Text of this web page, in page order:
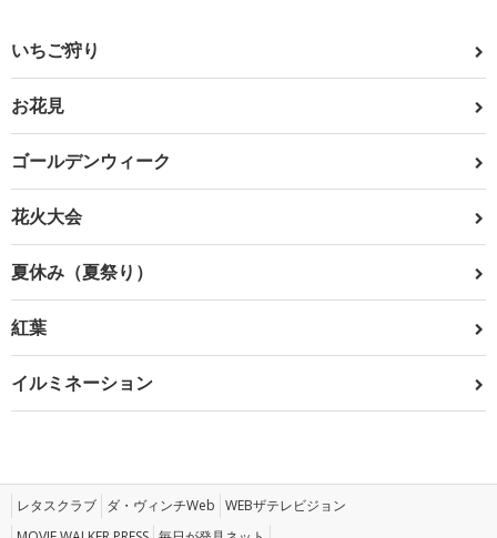
いちご狩り
お花見
ゴールデンウィーク
花火大会
夏休み（夏祭り）
紅葉
イルミネーション
レタスクラブ ダ・ヴィンチWeb WEBザテレビジョン